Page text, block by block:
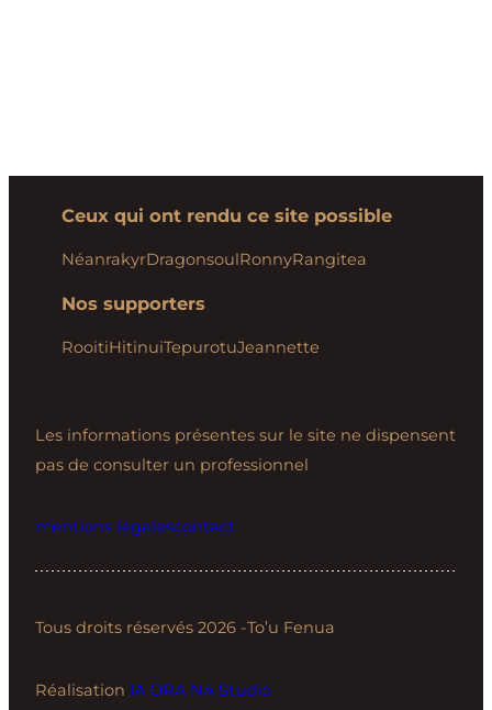
Ceux qui ont rendu ce site possible
NéanrakyrDragonsoulRonnyRangitea
Nos supporters
RooitiHitinuiTepurotuJeannette
Les informations présentes sur le site ne dispensent
pas de consulter un professionnel
mentions légalescontact
Tous droits réservés 2026 -To’u Fenua
Réalisation IA ORA NA Studio